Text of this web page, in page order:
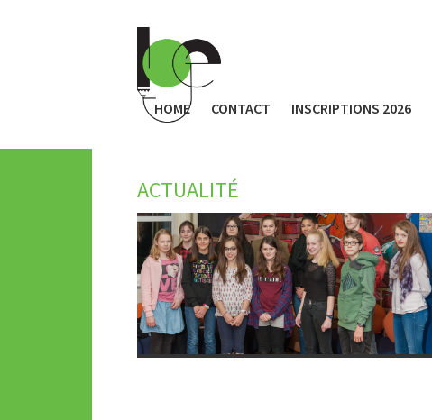
HOME CONTACT INSCRIPTIONS 2026
ACTUALITÉ